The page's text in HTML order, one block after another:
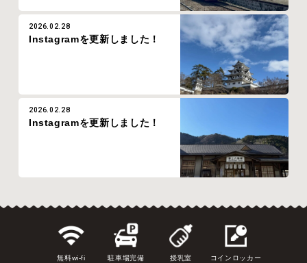
2026.02.28
Instagramを更新しました！
2026.02.28
Instagramを更新しました！
無料wi-fi 駐車場完備 授乳室 コインロッカー